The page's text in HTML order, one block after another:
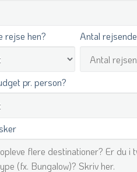
rejse hen? Antal rejsende
pr. person?